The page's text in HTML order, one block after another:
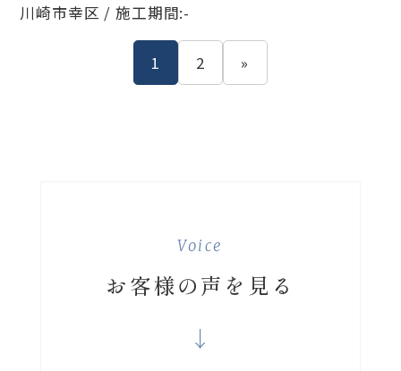
川崎市幸区 / 施工期間:-
1 2 »
Voice
お客様の声を見る
↓